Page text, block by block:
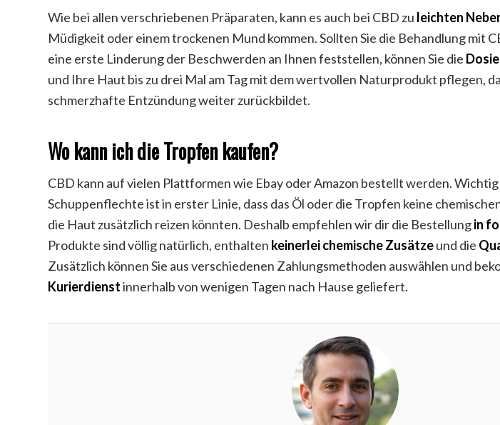
Wie bei allen verschriebenen Präparaten, kann es auch bei CBD zu leichten
Müdigkeit oder einem trockenen Mund kommen. Sollten Sie die Behandlung mit
eine erste Linderung der Beschwerden an Ihnen feststellen, können Sie die
und Ihre Haut bis zu drei Mal am Tag mit dem wertvollen Naturprodukt pflegen,
schmerzhafte Entzündung weiter zurückbildet.
Wo kann ich die Tropfen kaufen?
CBD kann auf vielen Plattformen wie Ebay oder Amazon bestellt werden.
Schuppenflechte ist in erster Linie, dass das Öl oder die Tropfen keine
die Haut zusätzlich reizen könnten. Deshalb empfehlen wir dir die Bestellungin
Produkte sind völlig natürlich, enthalten keinerlei chemische Zusätzeund die
Zusätzlich können Sie aus verschiedenen Zahlungsmethoden auswählen und
Kurierdienstinnerhalb von wenigen Tagen nach Hause geliefert.